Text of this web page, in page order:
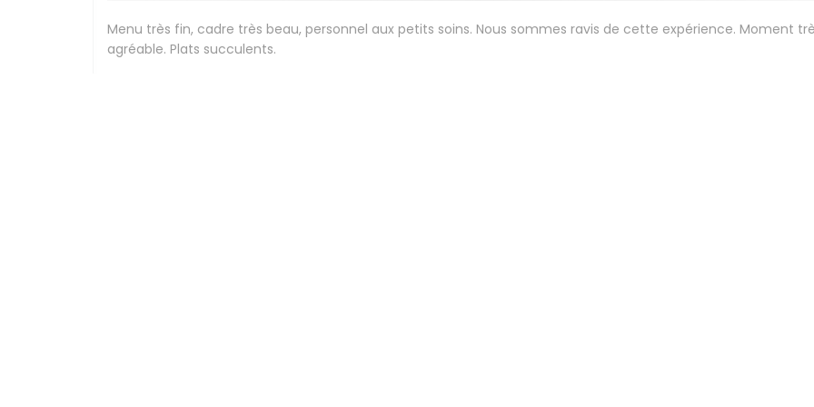
Menu très fin, cadre très beau, personnel aux petits soins. Nous sommes ravis de cette expérience. Moment
agréable. Plats succulents.